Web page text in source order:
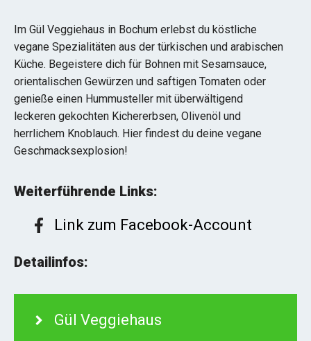
Im Gül Veggiehaus in Bochum erlebst du köstliche
vegane Spezialitäten aus der türkischen und arabischen
Küche. Begeistere dich für Bohnen mit Sesamsauce,
orientalischen Gewürzen und saftigen Tomaten oder
genieße einen Hummusteller mit überwältigend
leckeren gekochten Kichererbsen, Olivenöl und
herrlichem Knoblauch. Hier findest du deine vegane
Geschmacksexplosion!
Weiterführende Links:
Link zum Facebook-Account
Detailinfos:
Gül Veggiehaus